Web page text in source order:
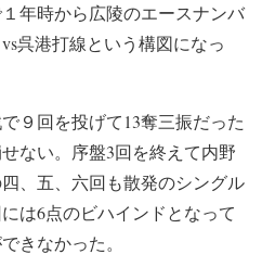
年時から広陵のエースナンバ
呉港打線という構図になっ
９回を投げて13奪三振だった
ない。序盤3回を終えて内野
、五、六回も散発のシングル
は6点のビハインドとなって
きなかった。